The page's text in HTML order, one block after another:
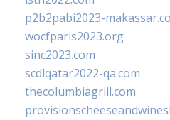
p2b2pabi2023-
wocfparis2023.org
sinc2023.com
scdlqatar2022-qa.com
thecolumbiagrill.com